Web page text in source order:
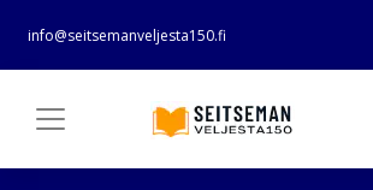
info@seitsemanveljesta150.fi